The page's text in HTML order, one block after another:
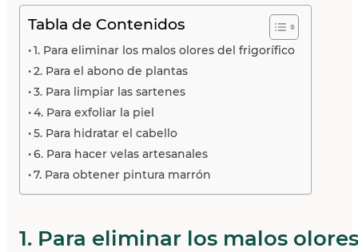
Tabla de Contenidos
1. Para eliminar los malos olores del frigorífico
2. Para el abono de plantas
3. Para limpiar las sartenes
4. Para exfoliar la piel
5. Para hidratar el cabello
6. Para hacer velas artesanales
7. Para obtener pintura marrón
1. Para eliminar los malos